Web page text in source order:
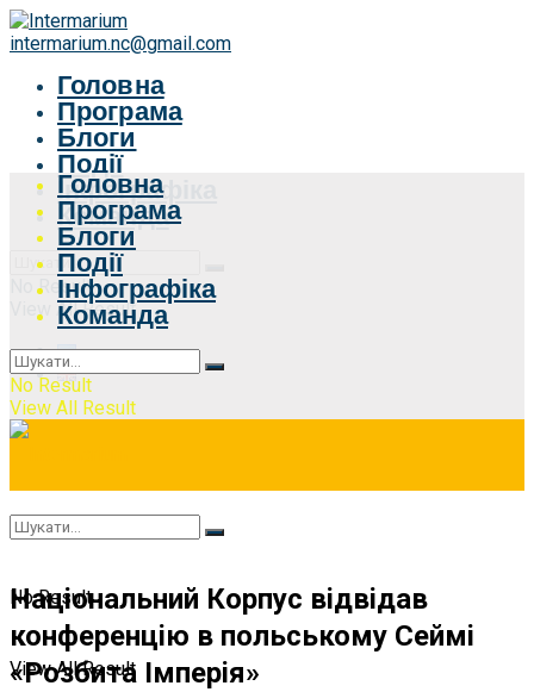
intermarium.nc@gmail.com
Головна
Програма
Блоги
Події
Інфографіка
Команда
No Result
View All Result
Головна
Програма
Блоги
Події
Інфографіка
Команда
No Result
View All Result
No Result
View All Result
Нацiональний Корпус вiдвiдав
конференцiю в польському Сеймi
«Розбита Iмперiя»